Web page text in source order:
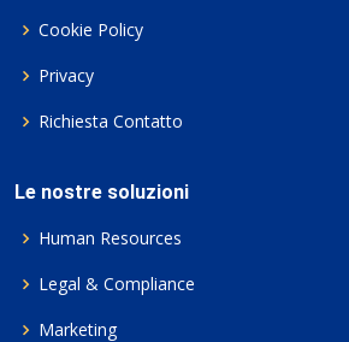
Cookie Policy
Privacy
Richiesta Contatto
Le nostre soluzioni
Human Resources
Legal & Compliance
Marketing